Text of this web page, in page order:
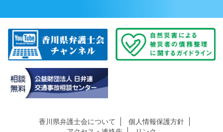
香川県弁護士会について
個人情報保護方針